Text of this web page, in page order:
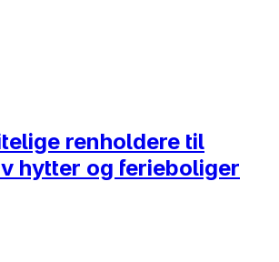
renholdere til
hytter og ferieboliger